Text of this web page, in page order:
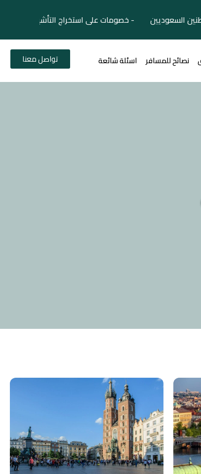
- خصومات على استخراج التأشيرات
نصائح للمسافر اسئلة شائعة تواصل معنا